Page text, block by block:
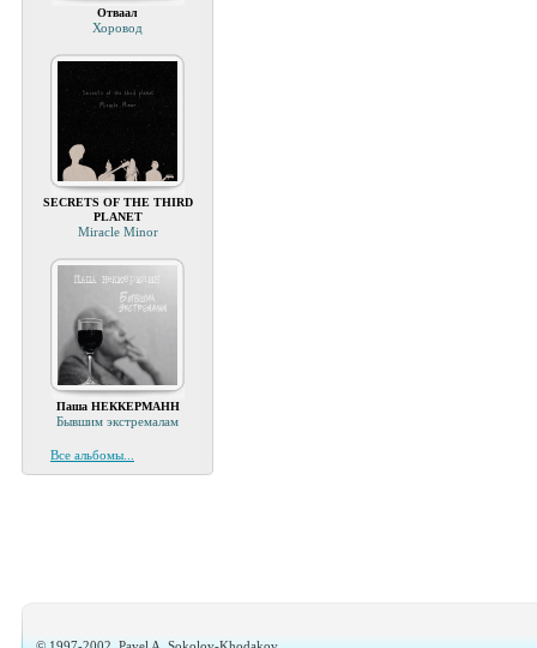
Отваал
Хоровод
SECRETS OF THE THIRD
PLANET
Miracle Minor
Паша НЕККЕРМАНН
Бывшим экстремалам
Все альбомы...